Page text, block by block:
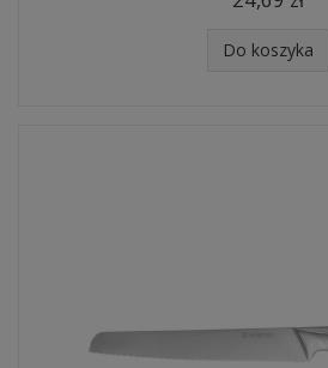
Do koszyka